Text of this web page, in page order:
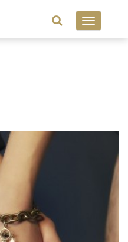
Toggle